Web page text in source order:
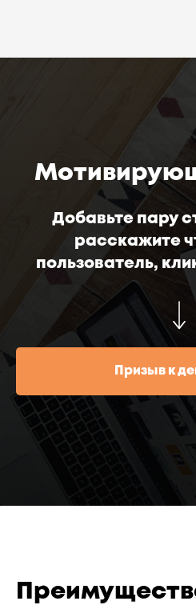
Добавьте пару
расскажите
пользователь,
Призыв к